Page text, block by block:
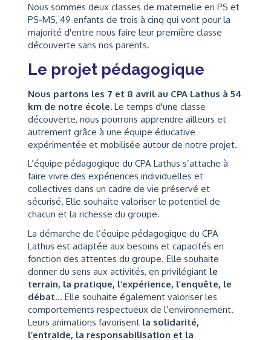
Nous sommes deux classes de maternelle en PS et
PS-MS, 49 enfants de trois à cinq qui vont pour la
majorité d'entre nous faire leur première classe
découverte sans nos parents.
Le projet pédagogique
Nous partons les 7 et 8 avril au CPA Lathus à 54
km de notre école. Le temps d'une classe
découverte, nous pourrons apprendre ailleurs et
autrement grâce à une équipe éducative
expérimentée et mobilisée autour de notre projet.
L’équipe pédagogique du CPA Lathus s’attache à
faire vivre des expériences individuelles et
collectives dans un cadre de vie préservé et
sécurisé. Elle souhaite valoriser le potentiel de
chacun et la richesse du groupe.
La démarche de l’équipe pédagogique du CPA
Lathus est adaptée aux besoins et capacités en
fonction des attentes du groupe. Elle souhaite
donner du sens aux activités, en privilégiant le
terrain, la pratique, l’expérience, l’enquête, le
débat… Elle souhaite également valoriser les
comportements respectueux de l’environnement.
Leurs animations favorisent la solidarité,
l’entraide, la responsabilisation et la